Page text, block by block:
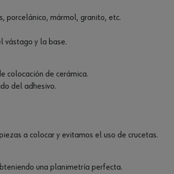
porcelánico, mármol, granito, etc.
vástago y la base.
colocación de cerámica.
del adhesivo.
a colocar y evitamos el uso de crucetas.
una planimetría perfecta.